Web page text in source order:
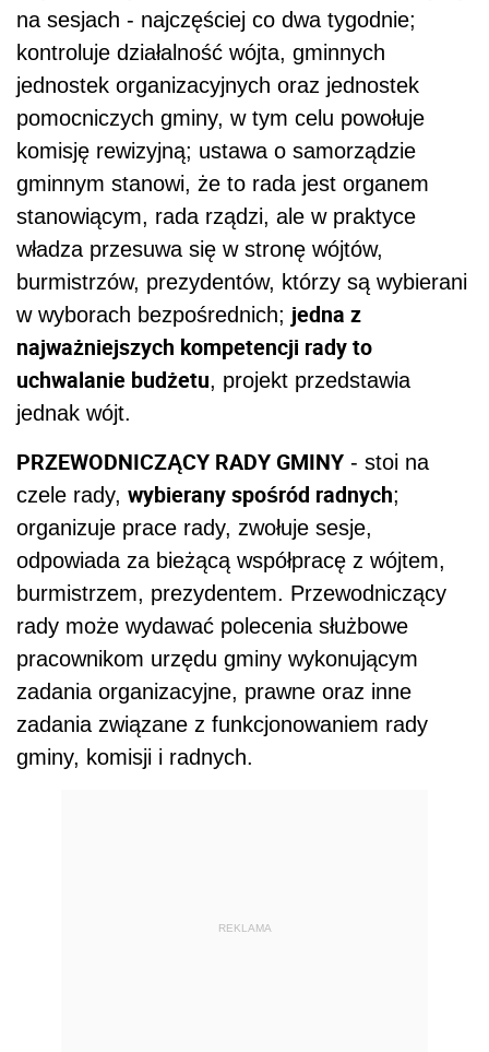
na sesjach - najczęściej co dwa tygodnie;
kontroluje działalność wójta, gminnych
jednostek organizacyjnych oraz jednostek
pomocniczych gminy, w tym celu powołuje
komisję rewizyjną; ustawa o samorządzie
gminnym stanowi, że to rada jest organem
stanowiącym, rada rządzi, ale w praktyce
władza przesuwa się w stronę wójtów,
burmistrzów, prezydentów, którzy są wybierani
w wyborach bezpośrednich; jedna z
najważniejszych kompetencji rady to
uchwalanie budżetu, projekt przedstawia
jednak wójt.
PRZEWODNICZĄCY RADY GMINY - stoi na
czele rady, wybierany spośród radnych;
organizuje prace rady, zwołuje sesje,
odpowiada za bieżącą współpracę z wójtem,
burmistrzem, prezydentem. Przewodniczący
rady może wydawać polecenia służbowe
pracownikom urzędu gminy wykonującym
zadania organizacyjne, prawne oraz inne
zadania związane z funkcjonowaniem rady
gminy, komisji i radnych.
REKLAMA